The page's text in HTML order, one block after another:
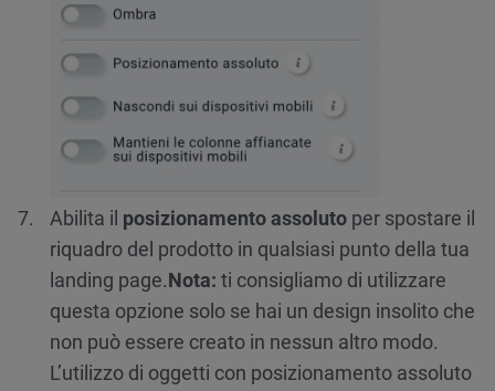
Abilita il posizionamento assoluto per spostare il
riquadro del prodotto in qualsiasi punto della tua
landing page.Nota: ti consigliamo di utilizzare
questa opzione solo se hai un design insolito che
non può essere creato in nessun altro modo.
L’utilizzo di oggetti con posizionamento assoluto